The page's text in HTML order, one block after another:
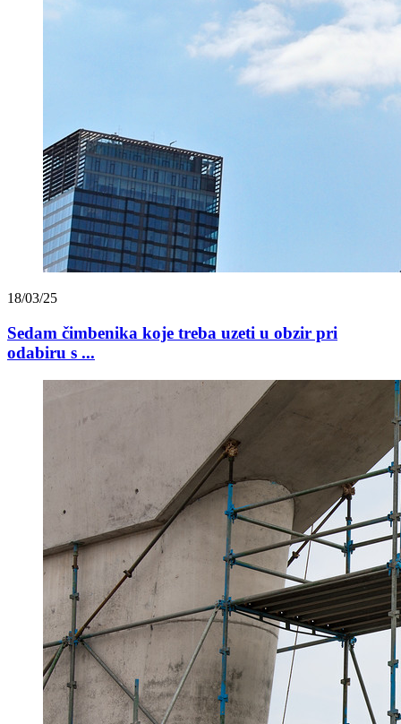
18/03/25
Sedam čimbenika koje treba uzeti u obzir pri
odabiru s ...